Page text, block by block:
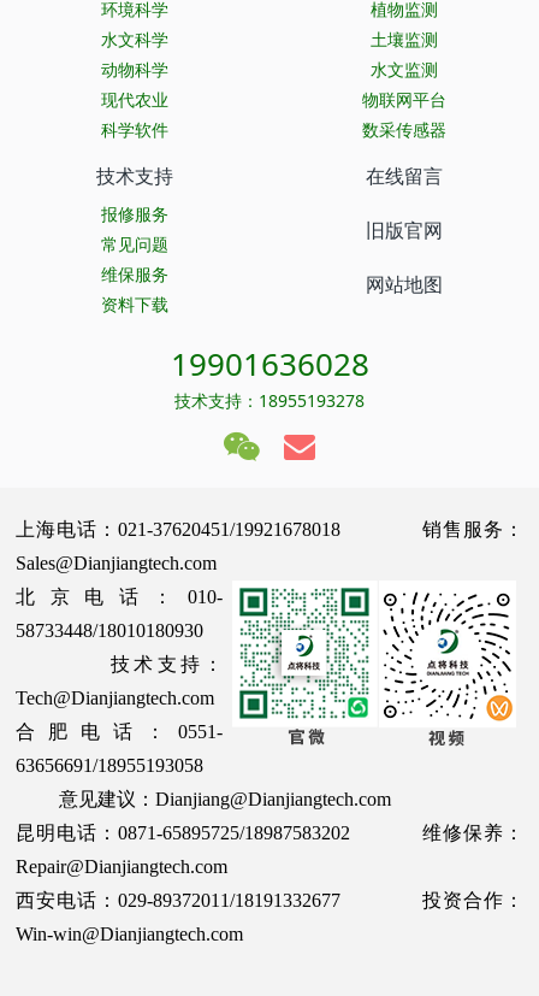
环境科学
水文科学
动物科学
现代农业
科学软件
植物监测
土壤监测
水文监测
物联网平台
数采传感器
技术支持
报修服务
常见问题
维保服务
资料下载
在线留言
旧版官网
网站地图
19901636028
技术支持：18955193278
上海电话：021-37620451/19921678018 销售服务：
Sales@Dianjiangtech.com
北京电话：010-
58733448/18010180930
技术支持：
Tech@Dianjiangtech.com
合肥电话：0551-
63656691/18955193058
意见建议：Dianjiang@Dianjiangtech.com
昆明电话：0871-65895725/18987583202 维修保养：
Repair@Dianjiangtech.com
西安电话：029-89372011/18191332677 投资合作：
Win-win@Dianjiangtech.com